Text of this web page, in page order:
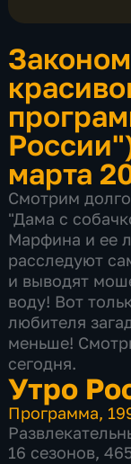
марта
Смотрим
"Дама с
Марфина и ее
расследуют
и выводят
воду! Вот
любителя
меньше!
сегодня.
Утро
Программа,
16 сезонов,